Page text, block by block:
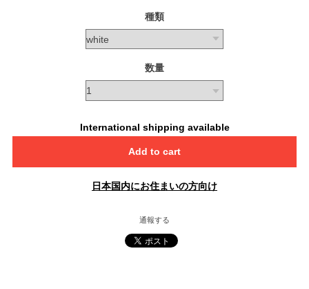
種類
数量
International shipping available
Add to cart
日本国内にお住まいの方向け
通報する